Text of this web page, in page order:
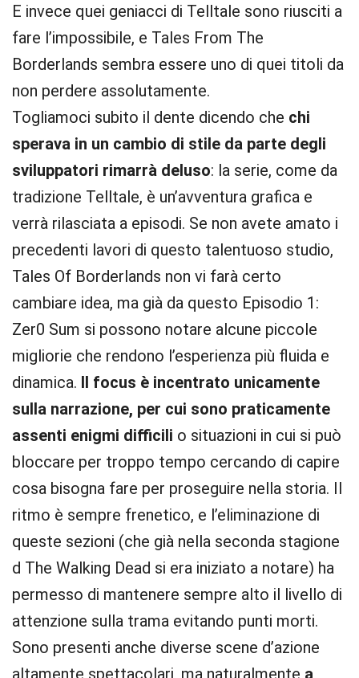
E invece quei geniacci di Telltale sono riusciti a
fare l’impossibile, e Tales From The
Borderlands sembra essere uno di quei titoli da
non perdere assolutamente.
Togliamoci subito il dente dicendo che chi
sperava in un cambio di stile da parte degli
sviluppatori rimarrà deluso: la serie, come da
tradizione Telltale, è un’avventura grafica e
verrà rilasciata a episodi. Se non avete amato i
precedenti lavori di questo talentuoso studio,
Tales Of Borderlands non vi farà certo
cambiare idea, ma già da questo Episodio 1:
Zer0 Sum si possono notare alcune piccole
migliorie che rendono l’esperienza più fluida e
dinamica. Il focus è incentrato unicamente
sulla narrazione, per cui sono praticamente
assenti enigmi difficili o situazioni in cui si può
bloccare per troppo tempo cercando di capire
cosa bisogna fare per proseguire nella storia. Il
ritmo è sempre frenetico, e l’eliminazione di
queste sezioni (che già nella seconda stagione
d The Walking Dead si era iniziato a notare) ha
permesso di mantenere sempre alto il livello di
attenzione sulla trama evitando punti morti.
Sono presenti anche diverse scene d’azione
altamente spettacolari, ma naturalmente a